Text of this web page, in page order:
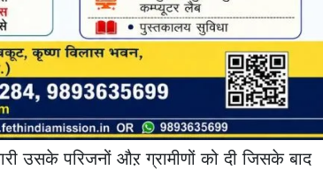
उसके परिजनों औऱ ग्रामीणों को दी जिसके बाद